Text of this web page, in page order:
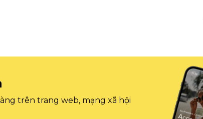
trên trang web, mạng xã hội